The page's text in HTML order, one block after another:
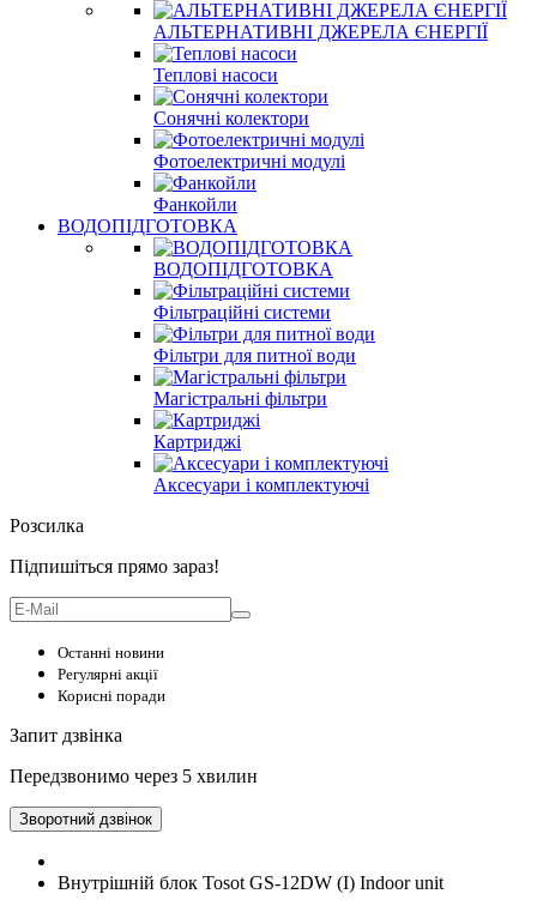
АЛЬТЕРНАТИВНІ ДЖЕРЕЛА ЄНЕРГІЇ
Теплові насоси
Сонячні колектори
Фотоелектричні модулі
Фанкойли
ВОДОПІДГОТОВКА
ВОДОПІДГОТОВКА
Фільтраційні системи
Фільтри для питної води
Магістральні фільтри
Картриджі
Аксесуари і комплектуючі
Розсилка
Підпишіться прямо зараз!
Останні новини
Регулярні акції
Корисні поради
Запит дзвінка
Передзвонимо через 5 хвилин
Зворотний дзвінок
Внутрішній блок Tosot GS-12DW (I) Indoor unit